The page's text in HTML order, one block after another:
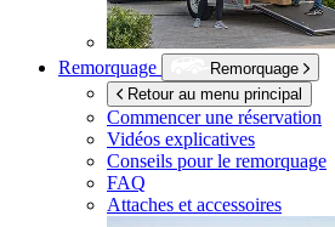
Remorquage
Remorquage
Retour au menu principal
Commencer une réservation
Vidéos explicatives
Conseils pour le remorquage
FAQ
Attaches et accessoires